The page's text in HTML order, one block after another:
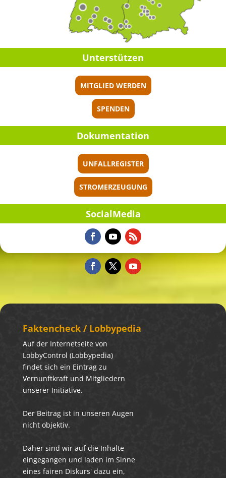
Unter­stüt­zen
MITGLIED WERDEN
SPENDEN
Dokumen­ta­tion
UNFALLREGISTER
STROMERZEUGUNG
Social­Me­dia
Fakten­check / Lobbypedia
Auf der Internetseite von
LobbyControl (Lobbypedia)
findet sich ein Eintrag zu
Vernunftkraft und Mitgliedern
unserer Initiative.
Der Beitrag ist in unseren Augen
nicht objektiv.
Daher sind wir auf die Inhalte
eingegangen und laden im Sinne
eines fairen Diskurs' dazu ein,